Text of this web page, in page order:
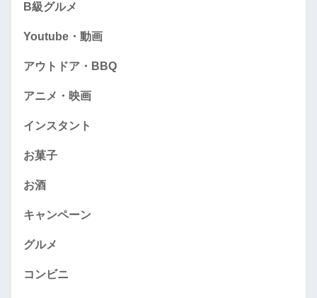
B級グルメ
Youtube・動画
アウトドア・BBQ
アニメ・映画
インスタント
お菓子
お酒
キャンペーン
グルメ
コンビニ